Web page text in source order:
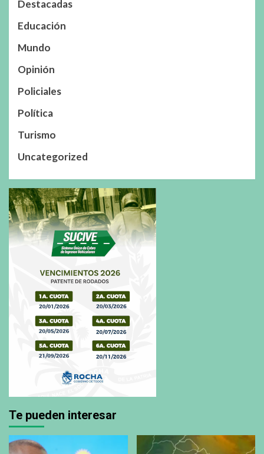
Destacadas
Educación
Mundo
Opinión
Policiales
Política
Turismo
Uncategorized
Te pueden interesar